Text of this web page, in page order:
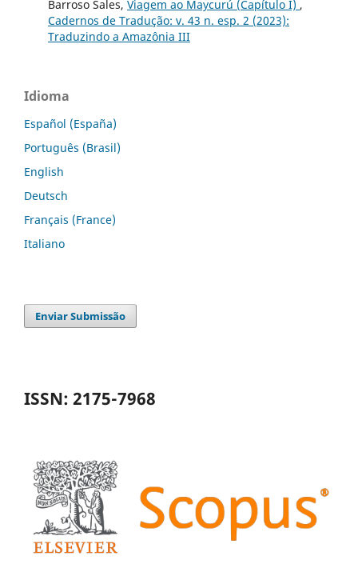
Barroso Sales, Viagem ao Maycurú (Capítulo I) ,
Cadernos de Tradução: v. 43 n. esp. 2 (2023):
Traduzindo a Amazônia III
Idioma
Español (España)
Português (Brasil)
English
Deutsch
Français (France)
Italiano
Enviar Submissão
ISSN: 2175-7968